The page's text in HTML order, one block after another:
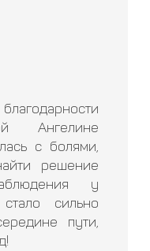
Ангелине
с болями,
решение
у
сильно
пути,